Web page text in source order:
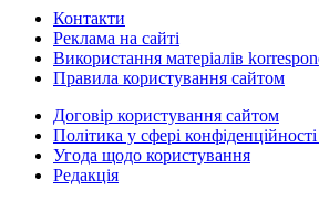
Контакти
Реклама на сайті
Використання матеріалів
Правила користування сайтом
Договір користування сайтом
Політика у сфері
Угода щодо користування
Редакція